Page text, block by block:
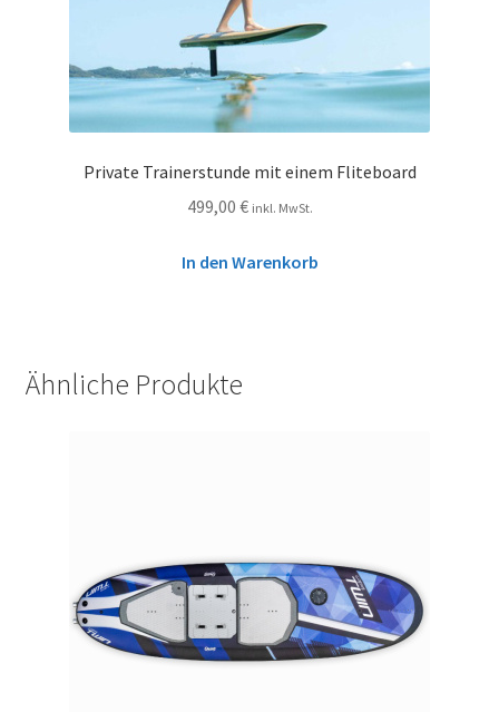
Private Trainerstunde mit einem Fliteboard
499,00 € inkl. MwSt.
In den Warenkorb
Ähnliche Produkte